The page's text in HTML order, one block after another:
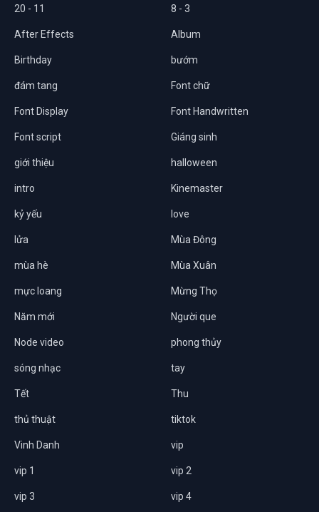
20 - 11 8 - 3
After Effects Album
Birthday bướm
đám tang Font chữ
Font Display Font Handwritten
Font script Giáng sinh
giới thiệu halloween
intro Kinemaster
kỷ yếu love
lửa Mùa Đông
mùa hè Mùa Xuân
mực loang Mừng Thọ
Năm mới Người que
Node video phong thủy
sóng nhạc tay
Tết Thu
thủ thuật tiktok
Vinh Danh vip
vip 1 vip 2
vip 3 vip 4